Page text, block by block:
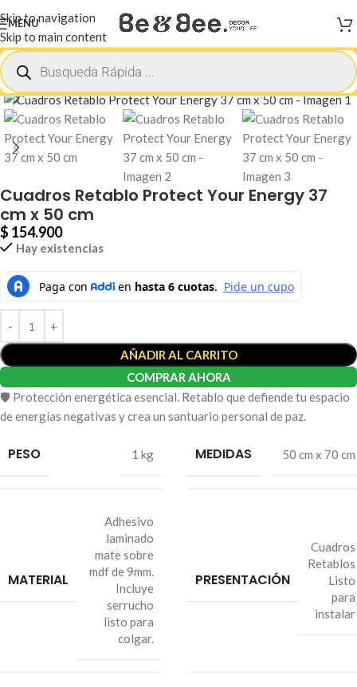
Skip to navigation
Skip to main content
MENU
Inicio Mistico
Cuadros Retablo Protect Your Energy 37
cm x 50 cm
$ 154.900
Hay existencias
AÑADIR AL CARRITO
COMPRAR AHORA
🛡️ Protección energética esencial. Retablo que defiende tu espacio
de energías negativas y crea un santuario personal de paz.
PESO 1 kg MEDIDAS 50 cm x 70 cm
MATERIAL
Adhesivo
laminado
mate sobre
mdf de 9mm.
Incluye
serrucho
listo para
colgar.
PRESENTACIÓN
Cuadros
Retablos
Listo
para
instalar